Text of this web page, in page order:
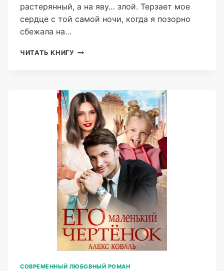
растерянный, а на яву… злой. Терзает мое
сердце с той самой ночи, когда я позорно
сбежала на…
ЧИТАТЬ КНИГУ ДЕВОЧКА
СОВРЕМЕННЫЙ ЛЮБОВНЫЙ РОМАН